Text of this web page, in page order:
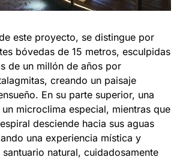
este proyecto, se distingue por
bóvedas de 15 metros, esculpidas
de un millón de años por
creando un paisaje
En su parte superior, una
microclima especial, mientras que
desciende hacia sus aguas
una experiencia mística y
natural, cuidadosamente